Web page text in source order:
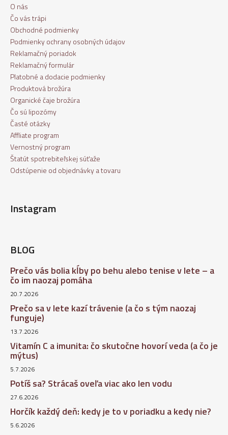
O nás
Čo vás trápi
Obchodné podmienky
Podmienky ochrany osobných údajov
Reklamačný poriadok
Reklamačný formulár
Platobné a dodacie podmienky
Produktová brožúra
Organické čaje brožúra
Čo sú lipozómy
Časté otázky
Affliate program
Vernostný program
Štatút spotrebiteľskej súťaže
Odstúpenie od objednávky a tovaru
Instagram
BLOG
Prečo vás bolia kĺby po behu alebo tenise v lete – a
čo im naozaj pomáha
20.7.2026
Prečo sa v lete kazí trávenie (a čo s tým naozaj
funguje)
13.7.2026
Vitamín C a imunita: čo skutočne hovorí veda (a čo je
mýtus)
5.7.2026
Potíš sa? Strácaš oveľa viac ako len vodu
27.6.2026
Horčík každý deň: kedy je to v poriadku a kedy nie?
5.6.2026